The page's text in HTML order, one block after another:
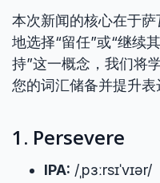
本次新闻的核心在于
地选择“留任”或“继续
持”这一概念，我们将
您的词汇储备并提升表
1. Persevere
IPA: /ˌpɜːrsɪˈvɪər/